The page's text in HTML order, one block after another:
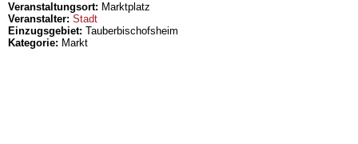
Veranstaltungsort: Marktplatz
Veranstalter: Stadt
Einzugsgebiet: Tauberbischofsheim
Kategorie: Markt